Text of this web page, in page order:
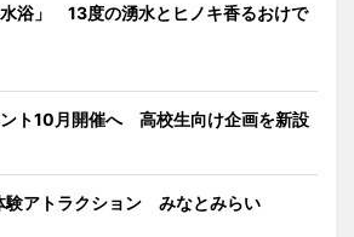
浴」 13度の湧水とヒノキ香るおけで
ト10月開催へ 高校生向け企画を新設
験アトラクション みなとみらい